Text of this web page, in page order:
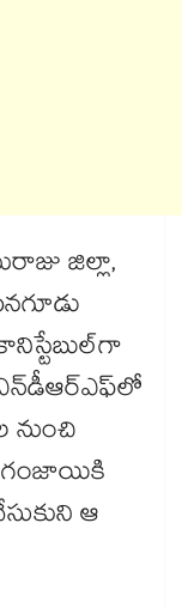
జిల్లా,
నుంచి
గంజాయికి
ఆ